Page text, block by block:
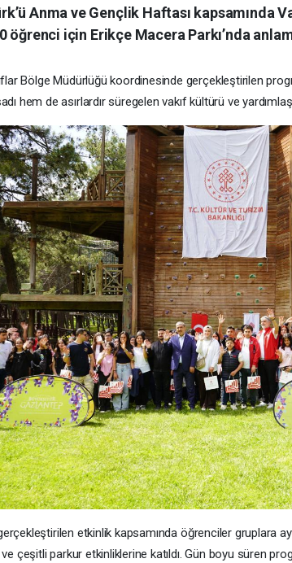
Anma ve Gençlik Haftası kapsamında
öğrenci için Erikçe Macera Parkı’nda
Bölge Müdürlüğü koordinesinde gerçekleştirilen
hem de asırlardır süregelen vakıf kültürü ve
etkinlik kapsamında öğrenciler gruplara
çeşitli parkur etkinliklerine katıldı. Gün boyu süren